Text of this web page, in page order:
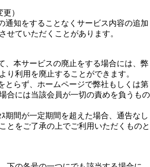
）
通知をすることなくサービス内容の追加
せていただくことがあります。
、本サービスの廃止をする場合には、弊
り利用を廃止することができます。
とらず、ホームページで弊社もしくは第
合には当該会員が一切の責めを負うもの
期間が一定期間を超えた場合、通告なし
とをご了承の上でご利用いただくものと